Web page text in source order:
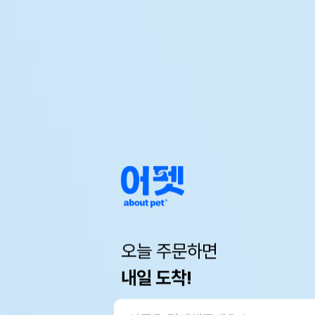
오늘 주문하면
내일 도착!